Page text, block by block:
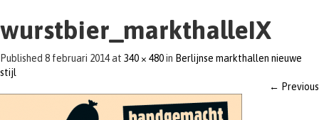
a
i
wurstbier_markthalleIX
Published 8 februari 2014at 340 × 480in Berlijnse markthallen nieuwe
stijl
← Previous